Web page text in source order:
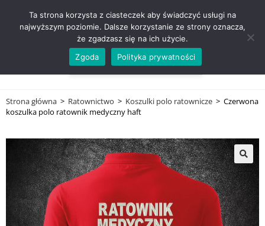
ZADZWOŃ TEL. 600 352 938
Strona główna > Ratownictwo > Koszulki polo ratownicze > Czerwona
koszulka polo ratownik medyczny haft
Ta strona korzysta z ciasteczek aby świadczyć usługi na
najwyższym poziomie. Dalsze korzystanie ze strony oznacza,
że zgadzasz się na ich użycie.
Zgoda
Polityka prywatności